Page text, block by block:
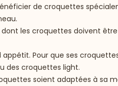
de croquettes
les croquettes doivent
Pour que ses
des croquettes light.
soient adaptées à sa